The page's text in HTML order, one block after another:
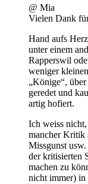
@ Mia
Vielen Dank
Hand aufs
unter einem
Rapperswil
weniger
„Könige“,
geredet und
artig hofiert.
Ich weiss
mancher Kritik
Missgunst
der kritisierten
machen zu
nicht immer) in